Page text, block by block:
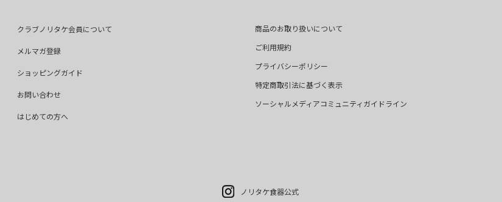
クラブノリタケ会員について
メルマガ登録
ショッピングガイド
お問い合わせ
はじめての方へ
商品のお取り扱いについて
ご利用規約
プライバシーポリシー
特定商取引法に基づく表示
ソーシャルメディアコミュニティガイドライン
ノリタケ食器公式